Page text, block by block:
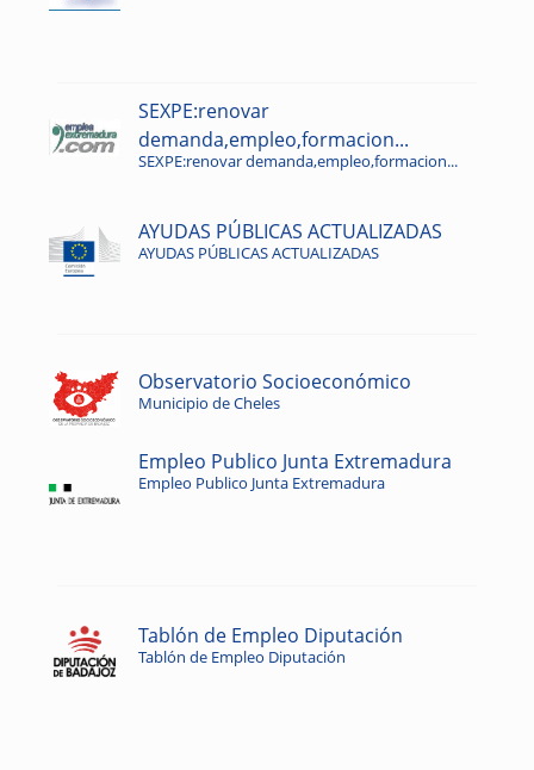
SEXPE:renovar
demanda,empleo,formacion...
SEXPE:renovar demanda,empleo,formacion...
AYUDAS PÚBLICAS ACTUALIZADAS
AYUDAS PÚBLICAS ACTUALIZADAS
Observatorio Socioeconómico
Municipio de Cheles
Empleo Publico Junta Extremadura
Empleo Publico Junta Extremadura
Tablón de Empleo Diputación
Tablón de Empleo Diputación